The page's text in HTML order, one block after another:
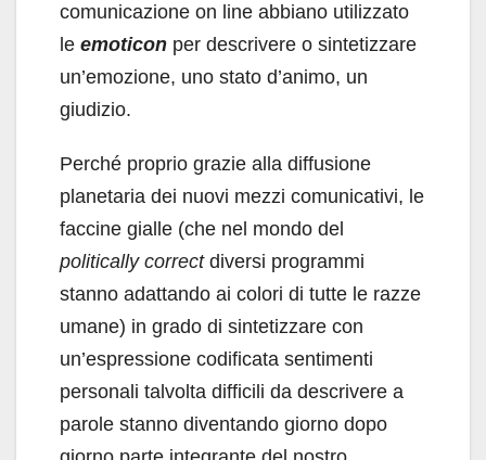
comunicazione on line abbiano utilizzato
le emoticon per descrivere o sintetizzare
un’emozione, uno stato d’animo, un
giudizio.
Perché proprio grazie alla diffusione
planetaria dei nuovi mezzi comunicativi, le
faccine gialle (che nel mondo del
politically correct diversi programmi
stanno adattando ai colori di tutte le razze
umane) in grado di sintetizzare con
un’espressione codificata sentimenti
personali talvolta difficili da descrivere a
parole stanno diventando giorno dopo